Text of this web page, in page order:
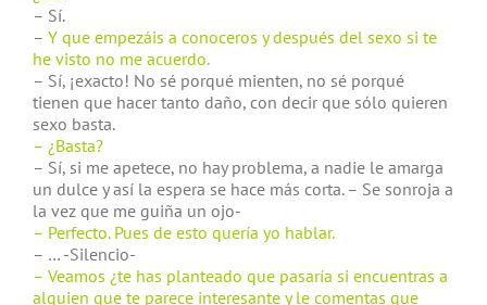
– Sí.
– Y que empezáis a conoceros y después del sexo si te
he visto no me acuerdo.
– Sí, ¡exacto! No sé porqué mienten, no sé porqué
tienen que hacer tanto daño, con decir que sólo quieren
sexo basta.
– ¿Basta?
– Sí, si me apetece, no hay problema, a nadie le amarga
un dulce y así la espera se hace más corta. – Se sonroja a
la vez que me guiña un ojo-
– Perfecto. Pues de esto quería yo hablar.
– … -Silencio-
– Veamos ¿te has planteado que pasaría si encuentras a
alguien que te parece interesante y le comentas que